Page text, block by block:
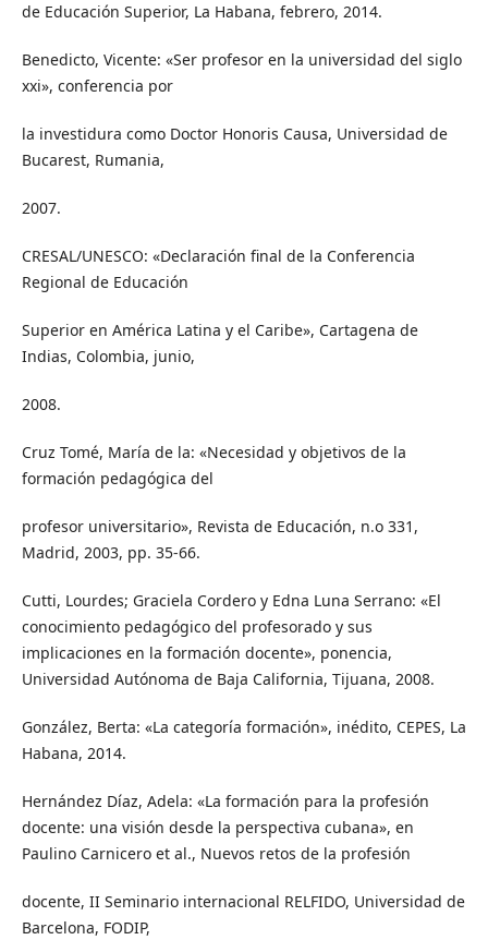
de Educación Superior, La Habana, febrero, 2014.
Benedicto, Vicente: «Ser profesor en la universidad del siglo
xxi», conferencia por
la investidura como Doctor Honoris Causa, Universidad de
Bucarest, Rumania,
2007.
CRESAL/UNESCO: «Declaración final de la Conferencia
Regional de Educación
Superior en América Latina y el Caribe», Cartagena de
Indias, Colombia, junio,
2008.
Cruz Tomé, María de la: «Necesidad y objetivos de la
formación pedagógica del
profesor universitario», Revista de Educación, n.o 331,
Madrid, 2003, pp. 35-66.
Cutti, Lourdes; Graciela Cordero y Edna Luna Serrano: «El
conocimiento pedagógico del profesorado y sus
implicaciones en la formación docente», ponencia,
Universidad Autónoma de Baja California, Tijuana, 2008.
González, Berta: «La categoría formación», inédito, CEPES, La
Habana, 2014.
Hernández Díaz, Adela: «La formación para la profesión
docente: una visión desde la perspectiva cubana», en
Paulino Carnicero et al., Nuevos retos de la profesión
docente, II Seminario internacional RELFIDO, Universidad de
Barcelona, FODIP,